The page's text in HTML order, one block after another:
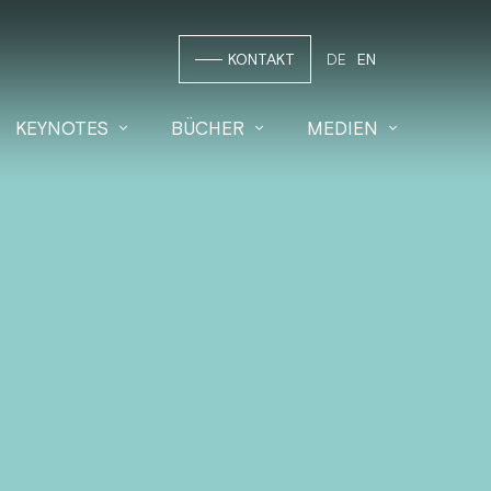
KONTAKT DE EN
KEYNOTES BÜCHER MEDIEN